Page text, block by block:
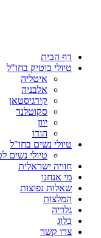
דף הבית
טיולי בוטיק בחו"ל
איטליה
אלבניה
קירגיסטאן
סקוטלנד
יוון
הודו
טיולי נשים בחו"ל
טיולי נשים
חוויה ישראלית
מי אנחנו
שאלות נפוצות
המלצות
גלריה
בלוג
צרו קשר